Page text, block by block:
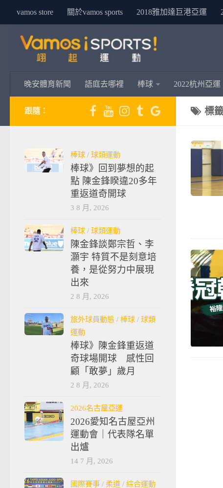
vamos store 關於vamos sports 2018雅加達巨港亞運
晚安體育新聞 語庭去哪裡 棒球 2022杭州亞運
標
跟隨：
棒球 / 球類運動
棒球》回到夢想的起
點 陳金鋒睽違20多年
重返道奇開球
3 8 月, 2026
棒球 / 球類運動
陳金鋒談鄭宗哲、李
灝宇 特質不是刻意培
養，是從努力中展現
出來
2 8 月, 2026
旅外球員動態 / 棒球 / 球類
運動
棒球》陳金鋒重返道
奇球場開球 感性回
顧「敢夢」歲月
2 8 月, 2026
2026名古屋亞運
2026愛知名古屋亞州
運動會｜代表隊名單
出爐
14 7 月, 2026
國際賽事 / 柔道 / 綜合運動